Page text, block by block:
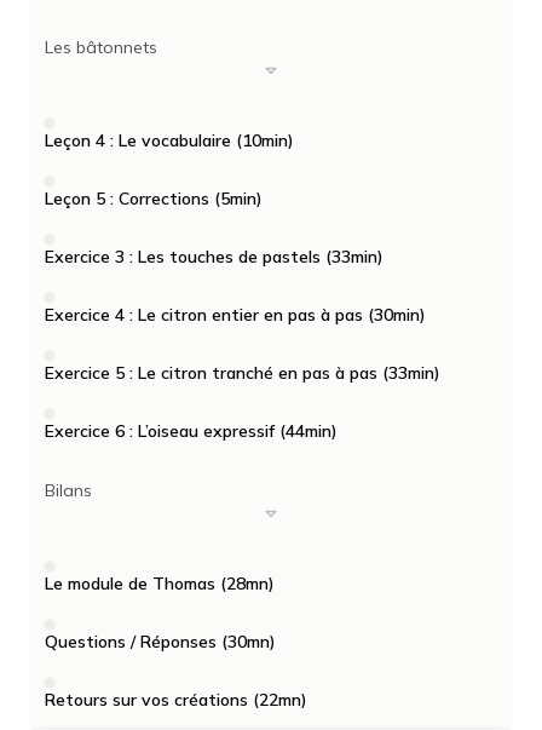
Les bâtonnets
Leçon 4 : Le vocabulaire (10min)
Leçon 5 : Corrections (5min)
Exercice 3 : Les touches de pastels (33min)
Exercice 4 : Le citron entier en pas à pas (30min)
Exercice 5 : Le citron tranché en pas à pas (33min)
Exercice 6 : L’oiseau expressif (44min)
Bilans
Le module de Thomas (28mn)
Questions / Réponses (30mn)
Retours sur vos créations (22mn)